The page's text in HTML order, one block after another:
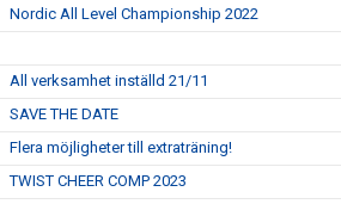
Nordic All Level Championship 2022
All verksamhet inställd 21/11
SAVE THE DATE
Flera möjligheter till extraträning!
TWIST CHEER COMP 2023